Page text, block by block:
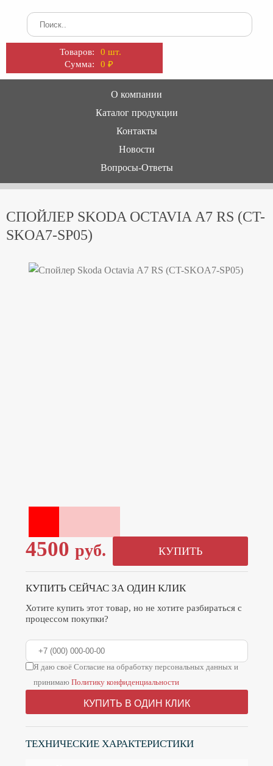
Товаров:
0 шт.
Сумма:
0₽
О компании
Каталог продукции
Контакты
Новости
Вопросы-Ответы
СПОЙЛЕР SKODA OCTAVIA А7 RS (CT-
SKOA7-SP05)
4500 руб. КУПИТЬ
КУПИТЬ СЕЙЧАС ЗА ОДИН КЛИК
Хотите купить этот товар, но не хотите разбираться с
процессом покупки?
Я даю своё Согласие на обработку персональных данных и
принимаю Политику конфиденциальности
КУПИТЬ В ОДИН КЛИК
ТЕХНИЧЕСКИЕ ХАРАКТЕРИСТИКИ